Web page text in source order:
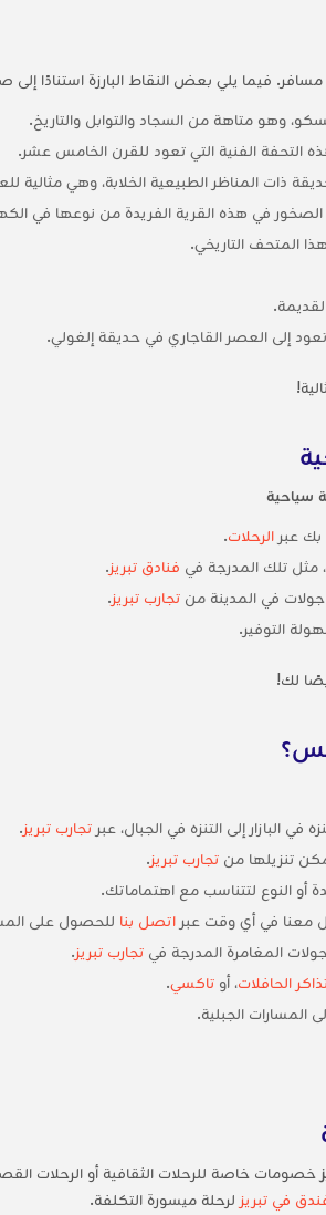
فيما يلي بعض النقاط البارزة استنادًا إلى
وهو متاهة من السجاد والتوابل والتاريخ.
التحفة الفنية التي تعود للقرن الخامس عشر.
ذات المناظر الطبيعية الخلابة، وهي مثالية
في هذه القرية الفريدة من نوعها في
المتحف التاريخي.
إلى العصر القاجاري في حديقة إلغولي.
سياحية
بك عبر الرحلات.
مثل تلك المدرجة في فنادق تبريز.
جولات في المدينة من تجارب تبريز.
التوفير.
لك!
البازار إلى التنزه في الجبال، عبر تجارب تبريز.
تنزيلها من تجارب تبريز.
أو النوع لتتناسب مع اهتماماتك.
معنا في أي وقت عبر اتصل بنا للحصول على
المغامرة المدرجة في تجارب تبريز.
الحافلات، أو تاكسي.
المسارات الجبلية.
خصومات خاصة للرحلات الثقافية أو الرحلات
في تبريز لرحلة ميسورة التكلفة.